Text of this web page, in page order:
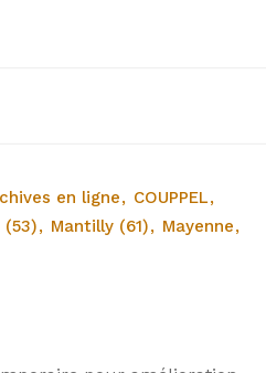
en ligne
COUPPEL
(53) Mantilly (61)
Mayenne